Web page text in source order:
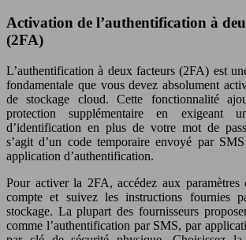
Activation de l’authentification à
(2FA)
L’authentification à deux facteurs (2FA) est
fondamentale que vous devez absolument
de stockage cloud. Cette fonctionnalité
protection supplémentaire en exigeant
d’identification en plus de votre mot de
s’agit d’un code temporaire envoyé par
application d’authentification.
Pour activer la 2FA, accédez aux paramètres
compte et suivez les instructions fournies
stockage. La plupart des fournisseurs
comme l’authentification par SMS, par